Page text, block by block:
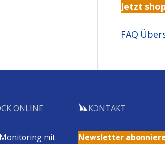
Jetzt
FAQ
ONLINE
mit
KONTAKT
Newsletter